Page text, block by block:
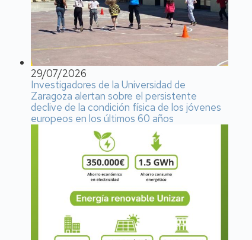
29/07/2026
Investigadores de la Universidad de
Zaragoza alertan sobre el persistente
declive de la condición física de los jóvenes
europeos en los últimos 60 años